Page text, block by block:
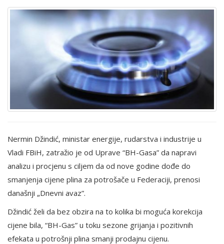
Nermin Džindić, ministar energije, rudarstva i industrije u
Vladi FBiH, zatražio je od Uprave “BH-Gasa” da napravi
analizu i procjenu s ciljem da od nove godine dođe do
smanjenja cijene plina za potrošače u Federaciji, prenosi
današnji „Dnevni avaz”.
Džindić želi da bez obzira na to kolika bi moguća korekcija
cijene bila, “BH-Gas” u toku sezone grijanja i pozitivnih
efekata u potrošnji plina smanji prodajnu cijenu.